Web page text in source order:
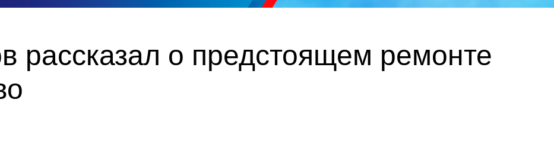
рассказал о предстоящем ремонте